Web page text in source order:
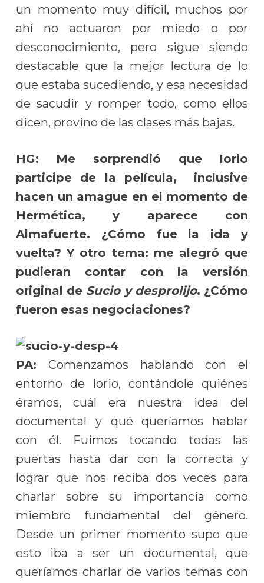
un momento muy difícil, muchos por
ahí no actuaron por miedo o por
desconocimiento, pero sigue siendo
destacable que la mejor lectura de lo
que estaba sucediendo, y esa necesidad
de sacudir y romper todo, como ellos
dicen, provino de las clases más bajas.
HG: Me sorprendió que Iorio
participe de la película, inclusive
hacen un amague en el momento de
Hermética, y aparece con
Almafuerte. ¿Cómo fue la ida y
vuelta? Y otro tema: me alegró que
pudieran contar con la versión
original de Sucio y desprolijo. ¿Cómo
fueron esas negociaciones?
PA: Comenzamos hablando con el
entorno de Iorio, contándole quiénes
éramos, cuál era nuestra idea del
documental y qué queríamos hablar
con él. Fuimos tocando todas las
puertas hasta dar con la correcta y
lograr que nos reciba dos veces para
charlar sobre su importancia como
miembro fundamental del género.
Desde un primer momento supo que
esto iba a ser un documental, que
queríamos charlar de varios temas con